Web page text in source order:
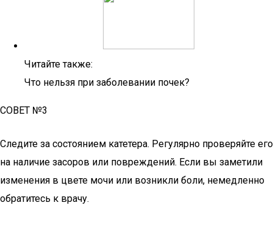
Читайте также:
Что нельзя при заболевании почек?
СОВЕТ №3
Следите за состоянием катетера. Регулярно проверяйте его
на наличие засоров или повреждений. Если вы заметили
изменения в цвете мочи или возникли боли, немедленно
обратитесь к врачу.